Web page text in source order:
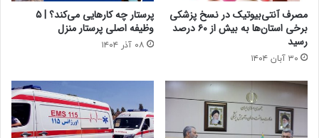
مصرف آنتی‌بیوتیک در نسخ پزشکی
برخی استان‌ها به بیش از ۶۰ درصد
رسید
۳۰ آبان ۱۴۰۴
پرستار چه کارهایی می‌کند؟ | ۵
وظیفه اصلی پرستار منزل
۰۸ آذر ۱۴۰۴